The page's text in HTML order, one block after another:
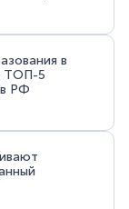
в
ТОП-5
в РФ